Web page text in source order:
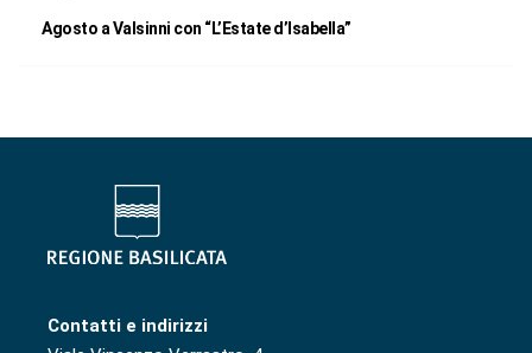
Agosto a Valsinni con “L’Estate d’Isabella”
Contatti e indirizzi